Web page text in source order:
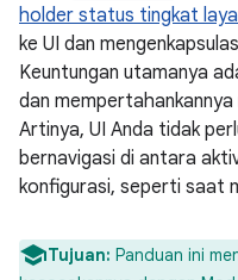
holder status tingkat
ke UI dan
Keuntungan utamanya
dan
Artinya, UI Anda tidak
bernavigasi di antara
konfigurasi, seperti saat
Tujuan: Panduan ini